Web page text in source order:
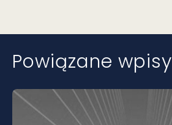
Powiązane wpisy